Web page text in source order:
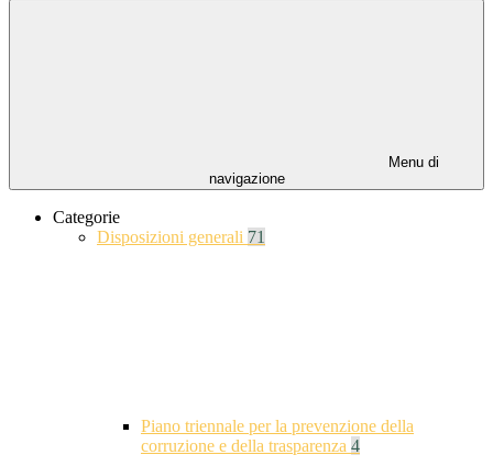
Menu di
navigazione
Categorie
Disposizioni generali 71
Piano triennale per la prevenzione della
corruzione e della trasparenza 4